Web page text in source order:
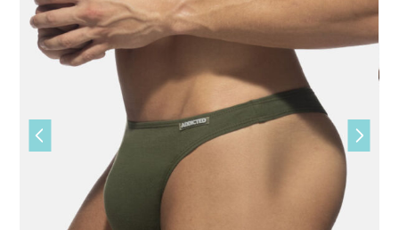
Vorige
slide
slide